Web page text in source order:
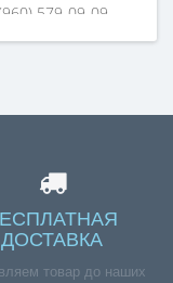
579-09-09.
ДОСТАВКА
товар до наших